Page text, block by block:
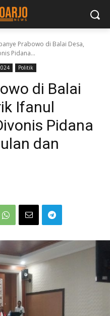
Prabowo di Balai Desa,
Pidana...
Politik
di Balai
Ifanul
Pidana
dan